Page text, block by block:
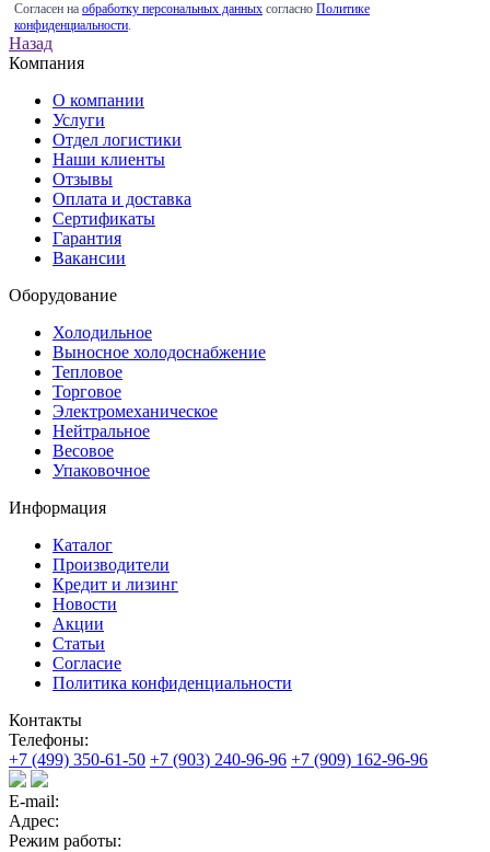
Согласен на обработку персональных данных согласно Политике
конфиденциальности.
Назад
Компания
О компании
Услуги
Отдел логистики
Наши клиенты
Отзывы
Оплата и доставка
Сертификаты
Гарантия
Вакансии
Оборудование
Холодильное
Выносное холодоснабжение
Тепловое
Торговое
Электромеханическое
Нейтральное
Весовое
Упаковочное
Информация
Каталог
Производители
Кредит и лизинг
Новости
Акции
Статьи
Согласие
Политика конфиденциальности
Контакты
Телефоны:
+7 (499) 350-61-50 +7 (903) 240-96-96 +7 (909) 162-96-96
E-mail:
Адрес:
Режим работы: